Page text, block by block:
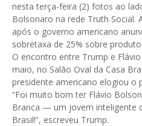
nesta terça-feira (2) fotos ao
Bolsonaro na rede Truth Social.
após o governo americano
sobretaxa de 25% sobre
O encontro entre Trump e
maio, no Salão Oval da Casa
presidente americano elogiou o
“Foi muito bom ter Flávio
Branca — um jovem inteligente
Brasil!”, escreveu Trump.